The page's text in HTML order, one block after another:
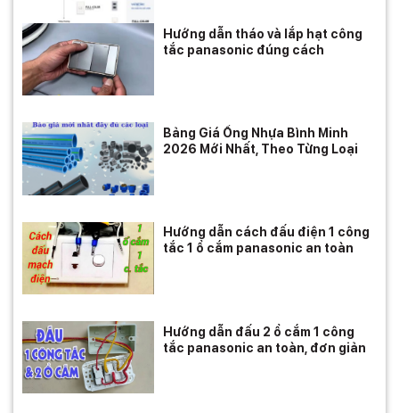
Hướng dẫn tháo và lắp hạt công
tắc panasonic đúng cách
Bảng Giá Ống Nhựa Bình Minh
2026 Mới Nhất, Theo Từng Loại
Hướng dẫn cách đấu điện 1 công
tắc 1 ổ cắm panasonic an toàn
Hướng dẫn đấu 2 ổ cắm 1 công
tắc panasonic an toàn, đơn giản